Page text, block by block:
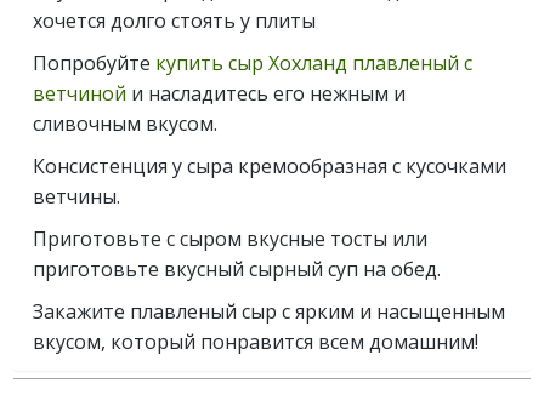
хочется долго стоять у плиты
Попробуйте купить сыр Хохланд плавленый с
ветчиной и насладитесь его нежным и
сливочным вкусом.
Консистенция у сыра кремообразная с кусочками
ветчины.
Приготовьте с сыром вкусные тосты или
приготовьте вкусный сырный суп на обед.
Закажите плавленый сыр с ярким и насыщенным
вкусом, который понравится всем домашним!